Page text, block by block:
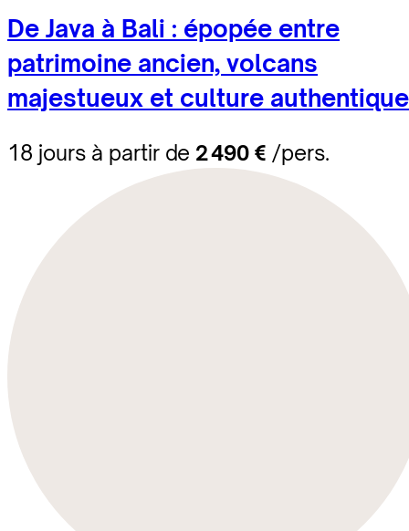
De Java à Bali : épopée entre
patrimoine ancien, volcans
majestueux et culture authentique
18 jours à partir de 2 490 € /pers.